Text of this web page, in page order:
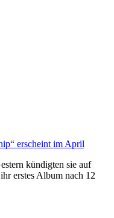
erscheint im April
kündigten sie auf
erstes Album nach 12